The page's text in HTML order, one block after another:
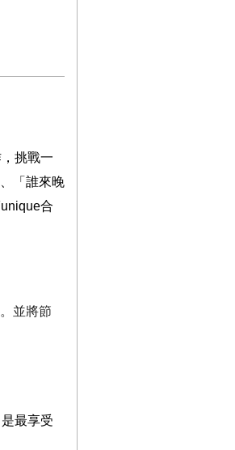
挑戰一
「誰來晚
合
並將節
最享受